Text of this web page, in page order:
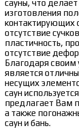
сауны, что
изготовления
контактирующих
отсутствие
пластичность,
отсутствие
Благодаря
является
несущих
саун
предлагает Вам
а также
саун и бань.